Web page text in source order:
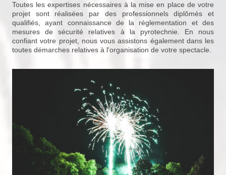
Toutes les expertises nécessaires à la mise en place de votre
projet sont réalisées par des professionnels diplômés et
qualifiés, ayant connaissance de la réglementation et des
mesures de sécurité relatives à la pyrotechnie. En nous
confiant votre projet, nous vous assistons également dans les
toutes démarches relatives à l'organisation de votre spectacle.